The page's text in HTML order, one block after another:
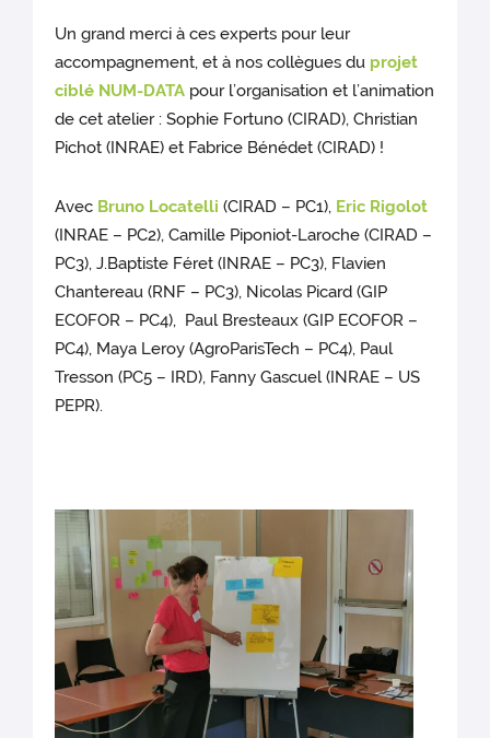
Un grand merci à ces experts pour leur
accompagnement, et à nos collègues du projet
ciblé NUM-DATA pour l’organisation et l’animation
de cet atelier : Sophie Fortuno (CIRAD), Christian
Pichot (INRAE) et Fabrice Bénédet (CIRAD) !
Avec Bruno Locatelli (CIRAD – PC1), Eric Rigolot
(INRAE – PC2), Camille Piponiot-Laroche (CIRAD –
PC3), J.Baptiste Féret (INRAE – PC3), Flavien
Chantereau (RNF – PC3), Nicolas Picard (GIP
ECOFOR – PC4), Paul Bresteaux (GIP ECOFOR –
PC4), Maya Leroy (AgroParisTech – PC4), Paul
Tresson (PC5 – IRD), Fanny Gascuel (INRAE – US
PEPR).